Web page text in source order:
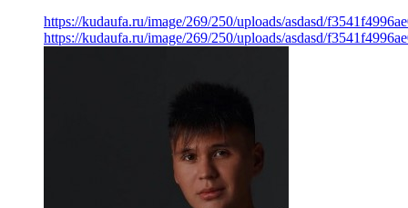
https://kudaufa.ru/image/269/250/uploads/asdasd/
https://kudaufa.ru/image/269/250/uploads/asdasd/